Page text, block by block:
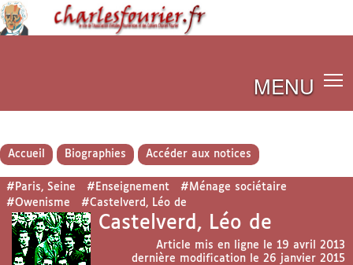
MENU
Accueil Biographies Accéder aux notices
#Paris, Seine #Enseignement
#Ménage sociétaire
#Owenisme
#Castelverd, Léo de
Castelverd, Léo de
Article mis en ligne le 19 avril 2013
dernière modification le 26 janvier 2015